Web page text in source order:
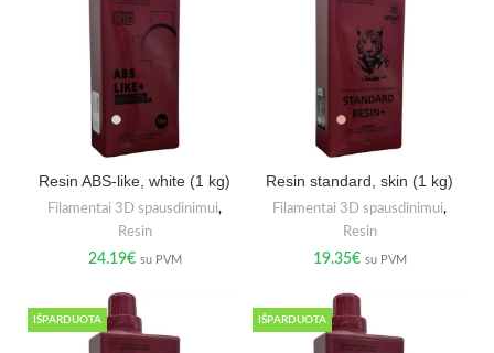
Resin ABS-like, white (1 kg)
Filamentai 3D spausdinimui,
Resin
24.19€ su PVM
Resin standard, skin (1 kg)
Filamentai 3D spausdinimui,
Resin
19.35€ su PVM
IŠPARDUOTA IŠPARDUOTA